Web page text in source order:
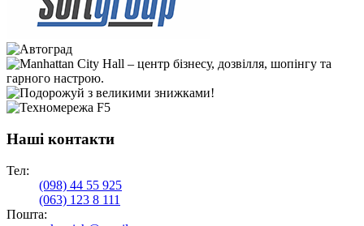
Наші контакти
Тел:
(098) 44 55 925
(063) 123 8 111
Пошта: